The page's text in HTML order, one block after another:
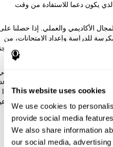
This website uses cookies
We use cookies to
provide social media
We also share information
our social media,
الذي يكون دعما للاستفادة من وقت
الأكاديمي والعملي. إذا حصلنا
للدراسة وإعداد الامتحانات، من
الأكاديمية. هكذا، يمكننا تحسّن
مراكز الدراسة أو وظائف.
العاطفي. إذا حصلنا على أكثر فعالية
على أكثر وقتا لنا، يمكننا تخفيض
الامتحانات وتحسّن احترام الذات. هذا
جدّا لصحتنا العاطفية
المعرفية؟